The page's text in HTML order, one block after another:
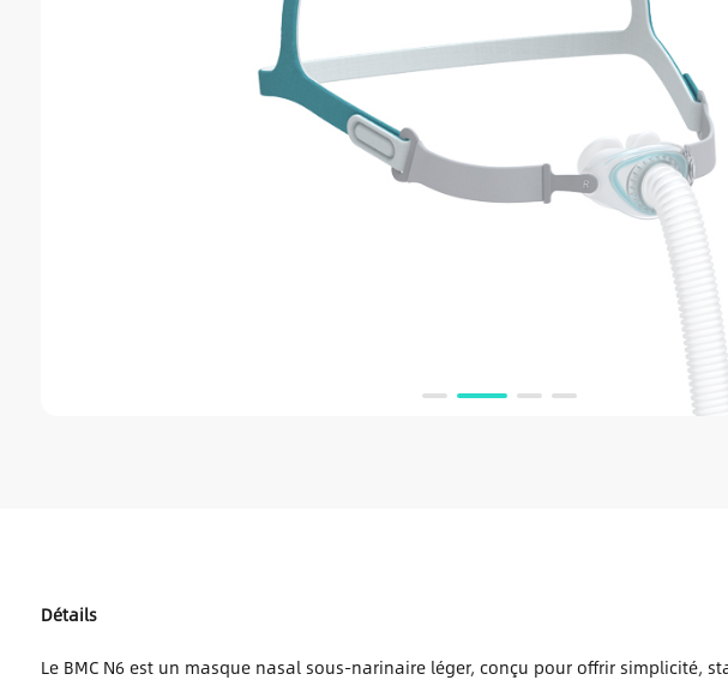
Détails
Le BMC N6 est un masque nasal sous-narinaire léger, conçu pour offrir simplicité,